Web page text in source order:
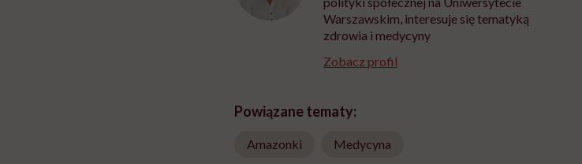
Warszawskim, interesuje się tematyką
zdrowia i medycyny
Zobacz profil
Powiązane tematy:
Amazonki Medycyna